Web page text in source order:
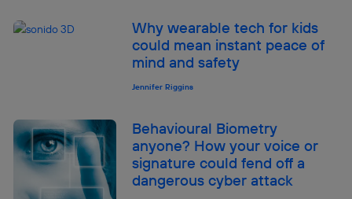
Why wearable tech for kids
could mean instant peace of
mind and safety
Jennifer Riggins
Behavioural Biometry
anyone? How your voice or
signature could fend off a
dangerous cyber attack